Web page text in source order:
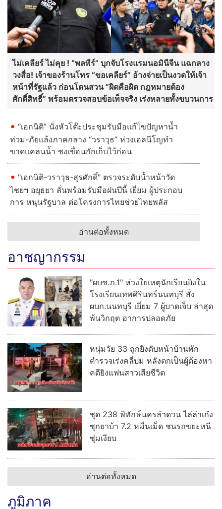
“เอกนิติ” นั่งหัวโต๊ะประชุมรับมือแก้ไขปัญหาน้ำ
ท่วม-ภัยแล้งภาคกลาง “วราวุธ” ห่วงเอลนีโญทำ
ขาดแคลนน้ำ ชงเขื่อนกักเก็บไว้ก่อน
"เอกนิติ-วราวุธ-สุรศักดิ์" ตรวจระดับน้ำหน้าวัด
ไชยฯ อยุธยา ลั่นพร้อมรับมือฝนปีนี้ เยี่ยม ผู้ประกอบ
การ หนุนรัฐบาล ต่อโครงการไทยช่วยไทยพลัส
อ่านต่อทั้งหมด
อาชญากรรม
"ผบช.ภ.1" ห่วงใยเหตุนักเรียนยิงใน
โรงเรียนเทพศิรินทร์นนทบุรี สั่ง
ผบก.นนทบุรี เยี่ยม 7 ผู้บาดเจ็บ ล่าสุด
หนุ่มวัย 33 ถูกยิงดับหน้าบ้านพัก
ชุด 238 พิทักษ์นครลำดวน ไล่ล่าเก๋ง
ซุกยาบ้า 7.2 หมื่นเม็ด ชนรถขยะหนี
อ่านต่อทั้งหมด
ภูมิภาค
อดีตข้าราชการวัย 68 ปี หัวใจวาย
เฉียบพลันดับคารถจักรยานยนต์
สลด! ไฟดูดช่างอาสาดับ คาโครง